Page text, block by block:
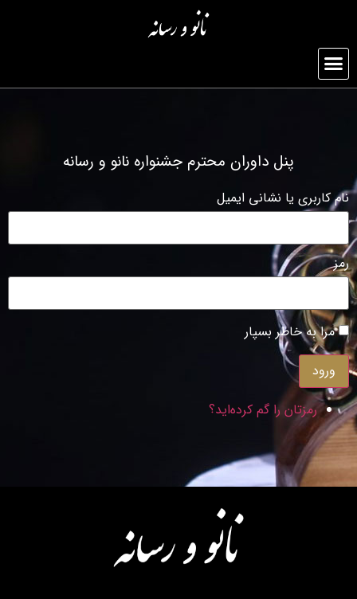
پنل داوران محترم جشنواره نانو و رسانه
نام کاربری یا نشانی ایمیل
رمز
مرا به خاطر بسپار
ورود
رمزتان را گم کرده‌اید؟